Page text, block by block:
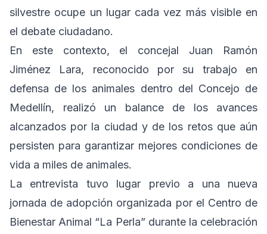
silvestre ocupe un lugar cada vez más visible en
el debate ciudadano.
En este contexto, el concejal Juan Ramón
Jiménez Lara, reconocido por su trabajo en
defensa de los animales dentro del Concejo de
Medellín, realizó un balance de los avances
alcanzados por la ciudad y de los retos que aún
persisten para garantizar mejores condiciones de
vida a miles de animales.
La entrevista tuvo lugar previo a una nueva
jornada de adopción organizada por el Centro de
Bienestar Animal “La Perla” durante la celebración